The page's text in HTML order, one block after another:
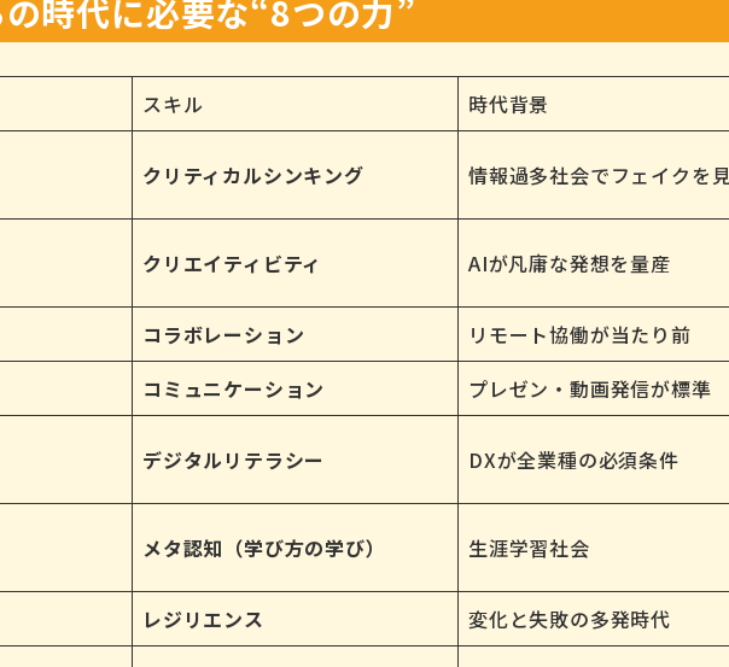
時代に必要な“8つの力”
スキル 時代背景
クリティカルシンキング 情報過多社会でフェイクを
クリエイティビティ AIが凡庸な発想を量産
コラボレーション
リモート協働が当たり前
コミュニケーション プレゼン・動画発信が標準
デジタルリテラシー DXが全業種の必須条件
メタ認知（学び方の学び） 生涯学習社会
レジリエンス 変化と失敗の多発時代